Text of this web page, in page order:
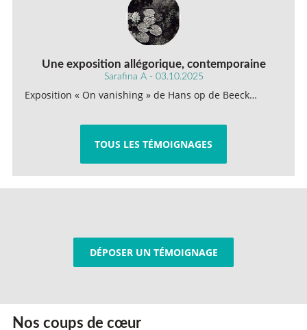
Une exposition allégorique, contemporaine
Sarafina A - 03.10.2025
Exposition « On vanishing » de Hans op de Beeck…
TOUS LES TÉMOIGNAGES
DÉPOSER UN TÉMOIGNAGE
Nos coups de cœur